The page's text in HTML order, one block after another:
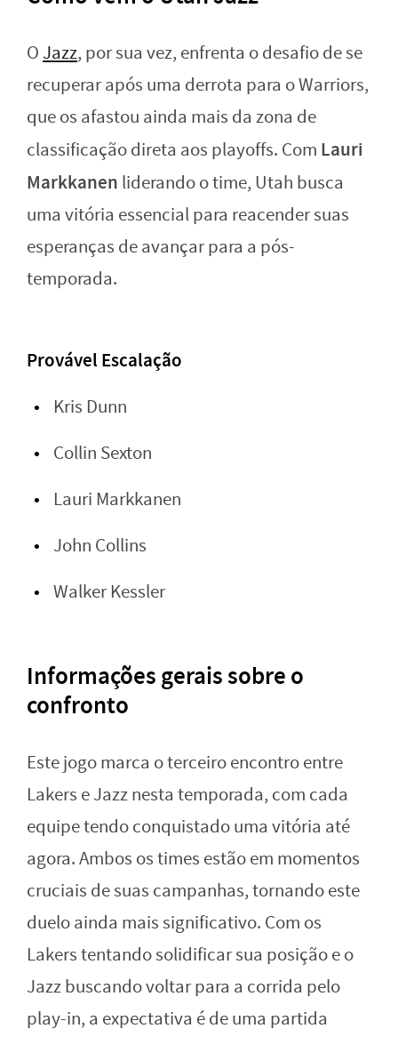
OJazz, por sua vez, enfrenta o desafio de se
recuperar após uma derrota para o Warriors,
que os afastou ainda mais da zona de
classificação direta aos playoffs. Com Lauri
Markkanen liderando o time, Utah busca
uma vitória essencial para reacender suas
esperanças de avançar para a pós-
temporada.
Provável Escalação
Kris Dunn
Collin Sexton
Lauri Markkanen
John Collins
Walker Kessler
Informações gerais sobre o
confronto
Este jogo marca o terceiro encontro entre
Lakers e Jazz nesta temporada, com cada
equipe tendo conquistado uma vitória até
agora. Ambos os times estão em momentos
cruciais de suas campanhas, tornando este
duelo ainda mais significativo. Com os
Lakers tentando solidificar sua posição e o
Jazz buscando voltar para a corrida pelo
play-in, a expectativa é de uma partida